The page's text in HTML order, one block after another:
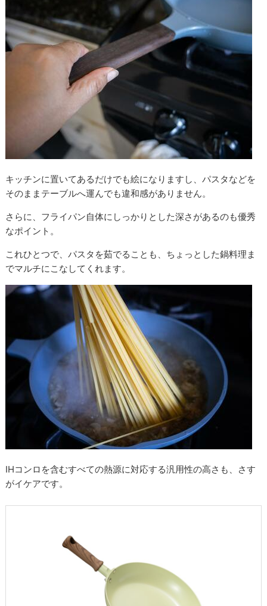
キッチンに置いてあるだけでも絵になりますし、パスタなどを
そのままテーブルへ運んでも違和感がありません。
さらに、フライパン自体にしっかりとした深さがあるのも優秀
なポイント。
これひとつで、パスタを茹でることも、ちょっとした鍋料理ま
でマルチにこなしてくれます。
IHコンロを含むすべての熱源に対応する汎用性の高さも、さす
がイケアです。